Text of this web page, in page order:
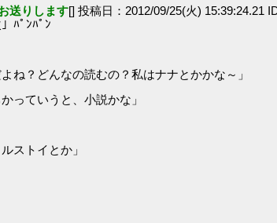
送りします[] 投稿日：2012/09/25(火) 15:39:24.21
ﾊﾟﾝﾊﾟﾝ
ね？どんなの読むの？私はナナとかかな～」
っていうと、小説かな」
ストイとか」